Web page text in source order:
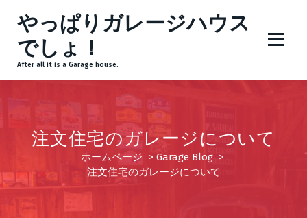
やっぱりガレージハウス
でしょ！
After all it is a Garage house.
注文住宅のガレージについて
ホームページ > Garage Blog>
注文住宅のガレージについて